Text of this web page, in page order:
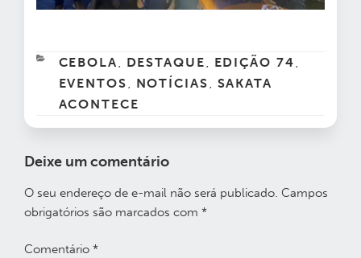
CATEGORIAS
CEBOLA , DESTAQUE , EDIÇÃO 74 ,
EVENTOS , NOTÍCIAS , SAKATA
ACONTECE
Deixe um comentário
O seu endereço de e-mail não será publicado. Campos
obrigatórios são marcados com *
Comentário *